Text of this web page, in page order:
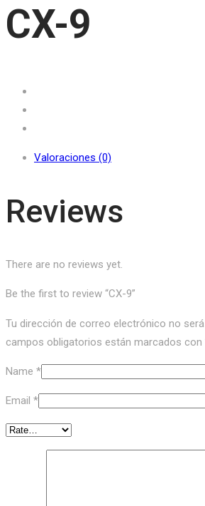
CX-9
Valoraciones (0)
Reviews
There are no reviews yet.
Be the first to review “CX-9”
Tu dirección de correo electrónico no será
campos obligatorios están marcados con
Name *
Email *